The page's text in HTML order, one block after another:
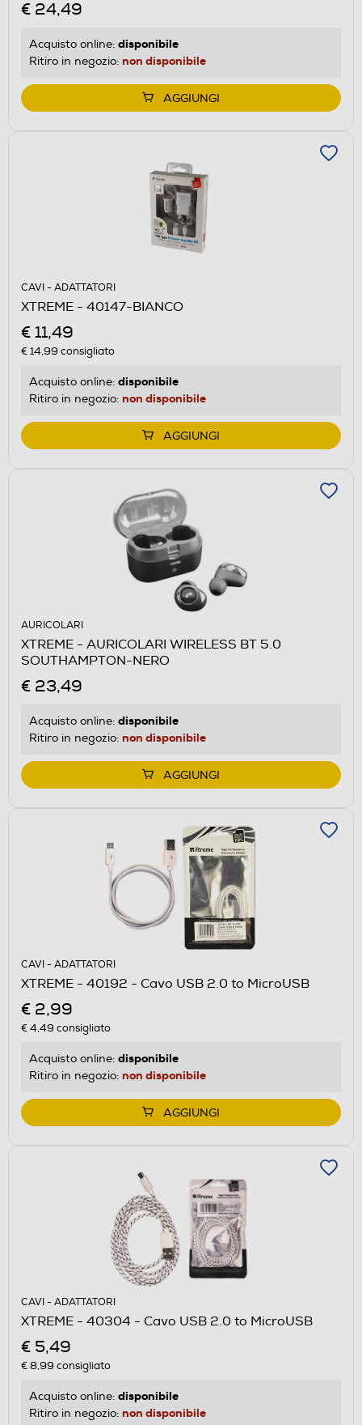
€ 24,49
Acquisto online: disponibile
Ritiro in negozio: non disponibile
AGGIUNGI
CAVI - ADATTATORI
XTREME - 40147-BIANCO
€ 11,49
€ 14,99 consigliato
Acquisto online: disponibile
Ritiro in negozio: non disponibile
AGGIUNGI
AURICOLARI
XTREME - AURICOLARI WIRELESS BT 5.0
SOUTHAMPTON-NERO
€ 23,49
Acquisto online: disponibile
Ritiro in negozio: non disponibile
AGGIUNGI
CAVI - ADATTATORI
XTREME - 40192 - Cavo USB 2.0 to MicroUSB
€ 2,99
€ 4,49 consigliato
Acquisto online: disponibile
Ritiro in negozio: non disponibile
AGGIUNGI
CAVI - ADATTATORI
XTREME - 40304 - Cavo USB 2.0 to MicroUSB
€ 5,49
€ 8,99 consigliato
Acquisto online: disponibile
Ritiro in negozio: non disponibile